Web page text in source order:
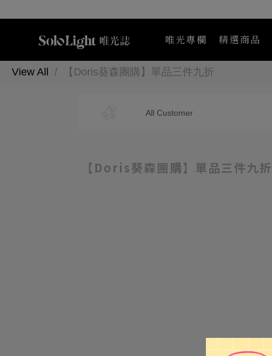
唯光專欄 精選商品
Maternea
View All 【Doris葵森團購】單品三件九折
All Customer
【Doris葵森團購】單品三件九折